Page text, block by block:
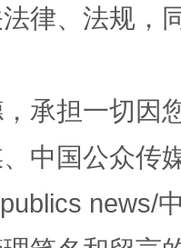
规模
律、法规，
承担一切因
中国公众传
news/